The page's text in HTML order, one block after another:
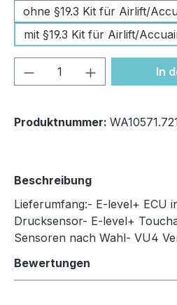
ohne §19.3 Kit für Airlift/
mit §19.3 Kit für Airlift/
Produkt Anzahl: In
Produktnummer:
Beschreibung
Lieferumfang:- E-level+ ECU
Drucksensor- E-level+
Sensoren nach Wahl- VU4
Bewertungen